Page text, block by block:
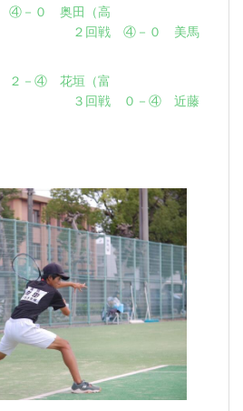
④－０ 奥田（高
④－０ 美馬
花垣（富
０－④ 近藤